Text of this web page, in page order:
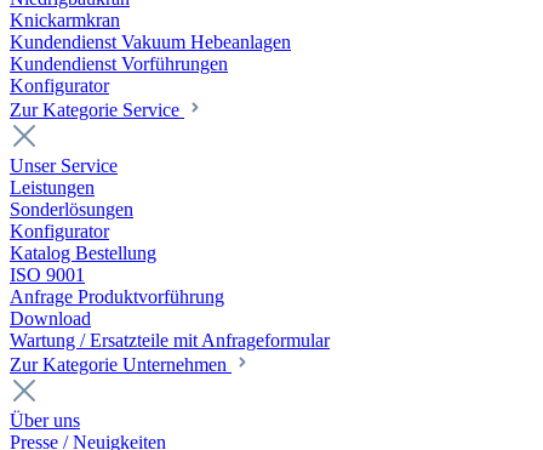
Knickarmkran
Kundendienst Vakuum Hebeanlagen
Kundendienst Vorführungen
Konfigurator
Zur Kategorie Service
Unser Service
Leistungen
Sonderlösungen
Konfigurator
Katalog Bestellung
ISO 9001
Anfrage Produktvorführung
Download
Wartung / Ersatzteile mit Anfrageformular
Zur Kategorie Unternehmen
Über uns
Presse / Neuigkeiten